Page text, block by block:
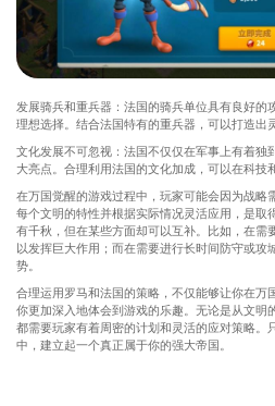
发展骑兵和重兵器：法国的骑兵单位具有良好的
理想选择。结合法国特有的重兵器，可以打造出
文化发展不可忽视：法国不仅仅在军事上有着独
大亮点。合理利用法国的文化加成，可以在科技
在万国觉醒的游戏过程中，玩家可能会因为战略
每个文明的特性并根据实际情况灵活应用，是取
有千秋，但在某些方面却可以互补。比如，在需
以发挥巨大作用；而在需要进行长时间防守或攻
势。
合理运用罗马和法国的策略，不仅能够让你在万
你更加深入地体会到游戏的乐趣。无论是从文明
都需要玩家有着周密的计划和灵活的应对策略。
中，建立起一个真正属于你的强大帝国。